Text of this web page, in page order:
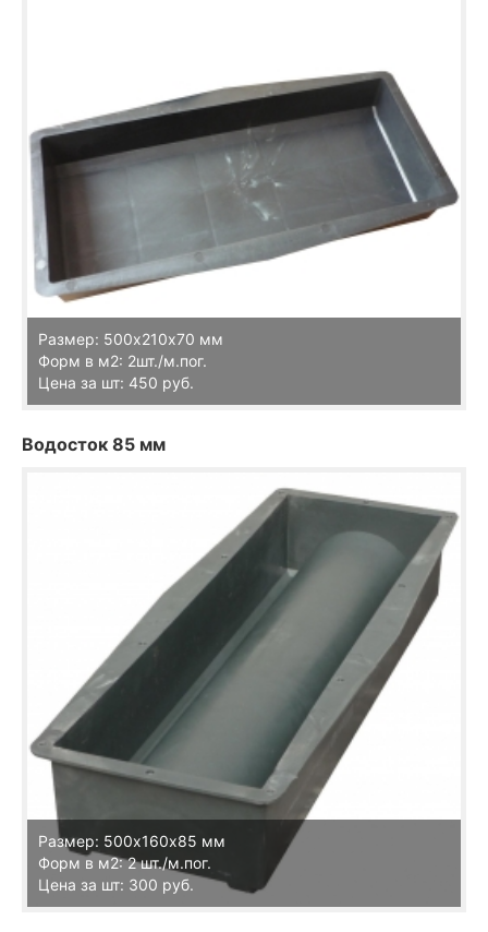
Размер: 500х210х70 мм
Форм в м2: 2шт./м.пог.
Цена за шт: 450 руб.
Водосток 85 мм
Размер: 500х160х85 мм
Форм в м2: 2 шт./м.пог.
Цена за шт: 300 руб.